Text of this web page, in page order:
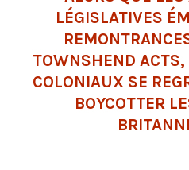
LÉGISLATIVES
TOWNSHEND
COLONIAUX SE
BOYCOTTER